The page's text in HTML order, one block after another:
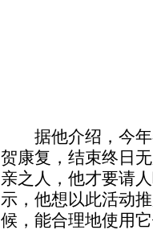
据他介绍，今年
贺康复，结束终日
亲之人，他才要请
示，他想以此活动
候，能合理地使用它